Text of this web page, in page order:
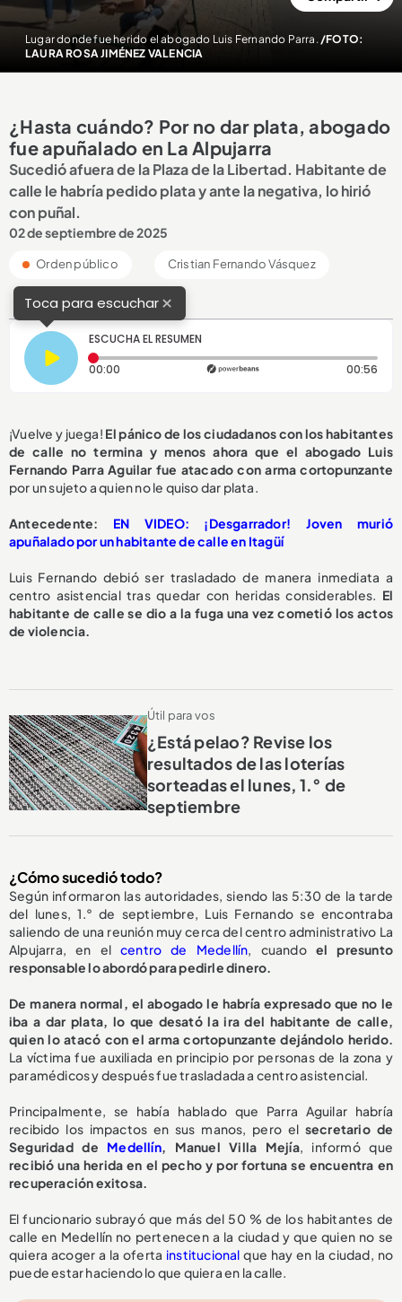
Lugar donde fue herido el abogado Luis Fernando Parra. /FOTO:
LAURA ROSA JIMÉNEZ VALENCIA
¿Hasta cuándo? Por no dar plata, abogado
fue apuñalado en La Alpujarra
Sucedió afuera de la Plaza de la Libertad. Habitante de
calle le habría pedido plata y ante la negativa, lo hirió
con puñal.
02 de septiembre de 2025
Orden público Cristian Fernando Vásquez
Toca para escuchar×
ESCUCHA EL RESUMEN
00:00 Tiempo transcurrido: 0 segundos 00:56
¡Vuelve y juega! El pánico de los ciudadanos con los habitantes
de calle no termina y menos ahora que el abogado Luis
Fernando Parra Aguilar fue atacado con arma cortopunzante
por un sujeto a quien no le quiso dar plata.
Antecedente: EN VIDEO: ¡Desgarrador! Joven murió
apuñalado por un habitante de calle en Itagüí
Luis Fernando debió ser trasladado de manera inmediata a
centro asistencial tras quedar con heridas considerables. El
habitante de calle se dio a la fuga una vez cometió los actos
de violencia.
Útil para vos
¿Está pelao? Revise los
resultados de las loterías
sorteadas el lunes, 1.° de
septiembre
¿Cómo sucedió todo?
Según informaron las autoridades, siendo las 5:30 de la tarde
del lunes, 1.° de septiembre, Luis Fernando se encontraba
saliendo de una reunión muy cerca del centro administrativo La
Alpujarra, en elcentro de Medellín, cuando el presunto
responsable lo abordó para pedirle dinero.
De manera normal, el abogado le habría expresado que no le
iba a dar plata, lo que desató la ira del habitante de calle,
quien lo atacó con el arma cortopunzante dejándolo herido.
La víctima fue auxiliada en principio por personas de la zona y
paramédicos y después fue trasladada a centro asistencial.
Principalmente, se había hablado que Parra Aguilar habría
recibido los impactos en sus manos, pero el secretario de
Seguridad de Medellín, Manuel Villa Mejía, informó que
recibió una herida en el pecho y por fortuna se encuentra en
recuperación exitosa.
El funcionario subrayó que más del 50 % de los habitantes de
calle en Medellín no pertenecen a la ciudad y que quien no se
quiera acoger a la oferta institucional que hay en la ciudad, no
puede estar haciendo lo que quiera en la calle.